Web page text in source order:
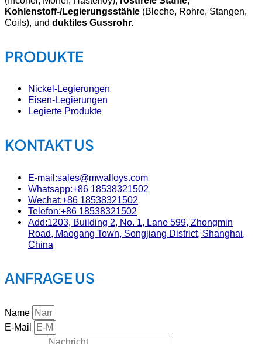
Kohlenstoff-/Legierungsstähle (Bleche, Rohre, Stangen,
Coils), und duktiles Gussrohr.
PRODUKTE
Nickel-Legierungen
Eisen-Legierungen
Legierte Produkte
KONTAKT US
E-mail:sales@mwalloys.com
Whatsapp:+86 18538321502
Wechat:+86 18538321502
Telefon:+86 18538321502
Add:1203, Building 2, No. 1, Lane 599, Zhongmin
Road, Maogang Town, Songjiang District, Shanghai,
China
ANFRAGE US
Name
E-Mail